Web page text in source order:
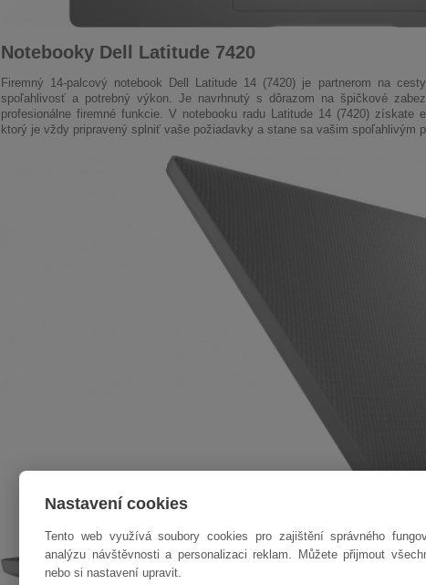
Nastavení cookies
Tento web využívá soubory cookies pro zajištění správného
analýzu návštěvnosti a personalizaci reklam. Můžete přijmout
nebo si nastavení upravit.
Notebooky Dell Latitude 7420
Firemný 14-palcový notebook Dell Latitude 14 (7420) je partnerom na
spoľahlivosť a potrebný výkon. Je navrhnutý s dôrazom na špičkové
profesionálne firemné funkcie. V notebooku radu Latitude 14 (7420) získate
ktorý je vždy pripravený splniť vaše požiadavky a stane sa vašim spoľahlivým